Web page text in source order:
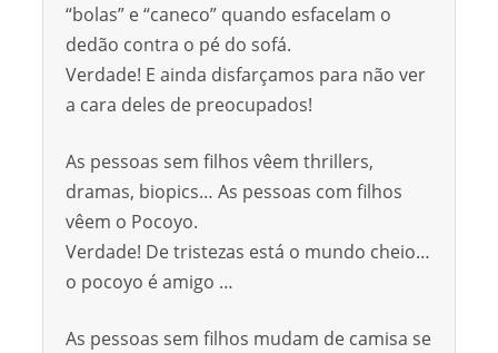
“bolas” e “caneco” quando esfacelam o
dedão contra o pé do sofá.
Verdade! E ainda disfarçamos para não ver
a cara deles de preocupados!
As pessoas sem filhos vêem thrillers,
dramas, biopics… As pessoas com filhos
vêem o Pocoyo.
Verdade! De tristezas está o mundo cheio…
o pocoyo é amigo …
As pessoas sem filhos mudam de camisa se